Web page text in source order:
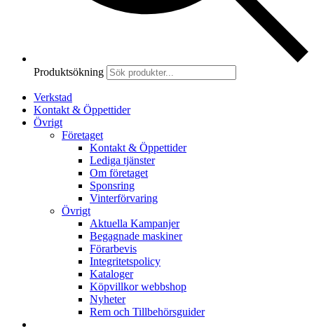
Produktsökning
Verkstad
Kontakt & Öppettider
Övrigt
Företaget
Kontakt & Öppettider
Lediga tjänster
Om företaget
Sponsring
Vinterförvaring
Övrigt
Aktuella Kampanjer
Begagnade maskiner
Förarbevis
Integritetspolicy
Kataloger
Köpvillkor webbshop
Nyheter
Rem och Tillbehörsguider